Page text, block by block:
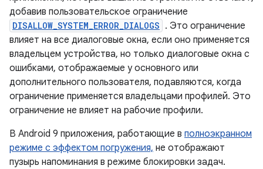
добавив пользовательское ограничение
DISALLOW_SYSTEM_ERROR_DIALOGS . Это ограничение
влияет на все диалоговые окна, если оно применяется
владельцем устройства, но только диалоговые окна с
ошибками, отображаемые у основного или
дополнительного пользователя, подавляются, когда
ограничение применяется владельцами профилей. Это
ограничение не влияет на рабочие профили.
В Android 9 приложения, работающие в полноэкранном
режиме с эффектом погружения, не отображают
пузырь напоминания в режиме блокировки задач.